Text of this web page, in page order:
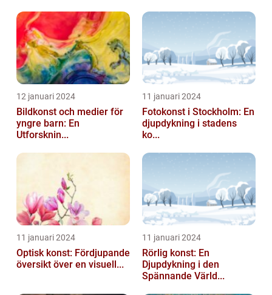
12 januari 2024
Bildkonst och medier för
yngre barn: En
Utforsknin...
11 januari 2024
Fotokonst i Stockholm: En
djupdykning i stadens
ko...
11 januari 2024
Optisk konst: Fördjupande
översikt över en visuell...
11 januari 2024
Rörlig konst: En
Djupdykning i den
Spännande Värld...